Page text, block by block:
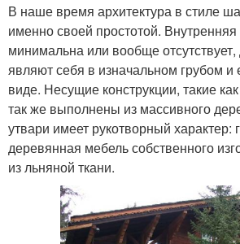
В наше время архитектура в стиле
именно своей простотой. Внутренняя
минимальна или вообще
являют себя в изначальном грубом и
виде. Несущие конструкции, такие
так же выполнены из массивного
утвари имеет рукотворный характер:
деревянная мебель собственного
из льняной ткани.